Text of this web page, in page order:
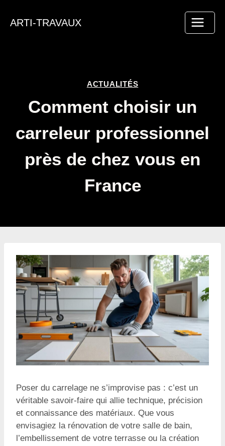
ARTI-TRAVAUX
ACTUALITÉS
Comment choisir un
carreleur professionnel
près de chez vous en
France
Poser du carrelage ne s’improvise pas : c’est un
véritable savoir-faire qui allie technique, précision
et connaissance des matériaux. Que vous
envisagiez la rénovation de votre salle de bain,
l’embellissement de votre terrasse ou la création